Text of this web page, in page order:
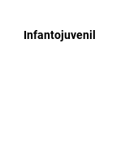
Infantojuvenil